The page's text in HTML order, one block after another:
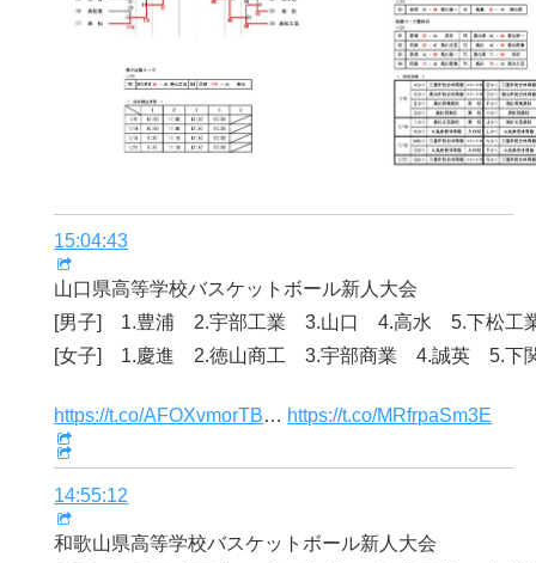
15:04:43
山口県高等学校バスケットボール新人大会
[男子] 1.豊浦 2.宇部工業 3.山口 4.高水 5.下松工
[女子] 1.慶進 2.徳山商工 3.宇部商業 4.誠英 5.下
https://t.co/AFOXvmorTB… https://t.co/MRfrpaSm3E
14:55:12
和歌山県高等学校バスケットボール新人大会